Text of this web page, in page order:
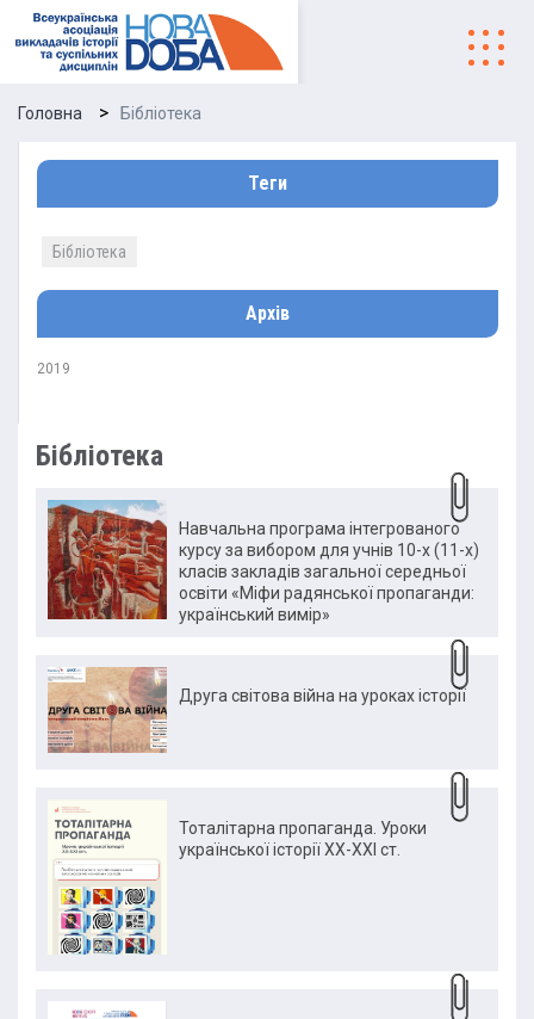
Головна Бібліотека
Бібліотека
Навчальна програма інтегрованого
курсу за вибором для учнів 10-х (11-х)
класів закладів загальної середньої
освіти «Міфи радянської пропаганди:
український вимір»
Друга світова війна на уроках історії
Тоталітарна пропаганда. Уроки
української історії ХХ-ХХІ ст.
Теги
Бібліотека
Архів
2019